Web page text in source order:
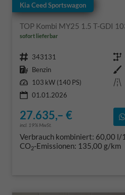
Kia Ceed Sportswagon
TOP Kombi MY25 1.5 T-GDI
sofort lieferbar
Fahrzeugnr. 343131 Getriebe
Kraftstoff Benzin Außenfarbe
Leistung 103 kW (140 PS) Kilometerstand
01.01.2026
27.635,– €
incl. 19% MwSt.
Verbrauch kombiniert: 60,00 l/
CO2-Emissionen: 135,00 g/km